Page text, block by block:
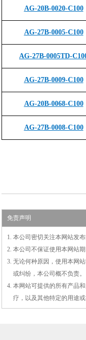
AG-20B-0020-C100
AG-27B-0005-C100
AG-27B-0005TD-
AG-27B-0009-C100
AG-20B-0068-C100
AG-27B-0008-C100
免责声明
1. 本公司密切关注本网站发
2. 本公司不保证使用本网站
3. 无论何种原因，使用本网
或纠纷，本公司概不负责。
4. 本网站可提供的所有产品
疗，以及其他特定的用途